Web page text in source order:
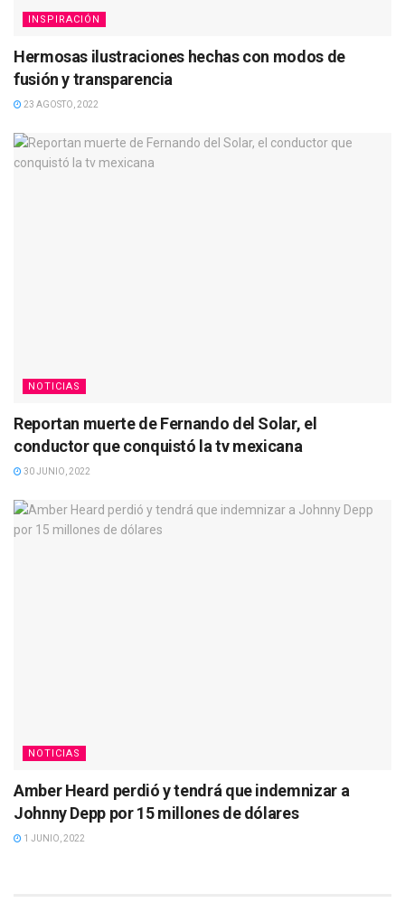
INSPIRACIÓN
Hermosas ilustraciones hechas con modos de
fusión y transparencia
23 AGOSTO, 2022
NOTICIAS
Reportan muerte de Fernando del Solar, el
conductor que conquistó la tv mexicana
30 JUNIO, 2022
NOTICIAS
Amber Heard perdió y tendrá que indemnizar a
Johnny Depp por 15 millones de dólares
1 JUNIO, 2022